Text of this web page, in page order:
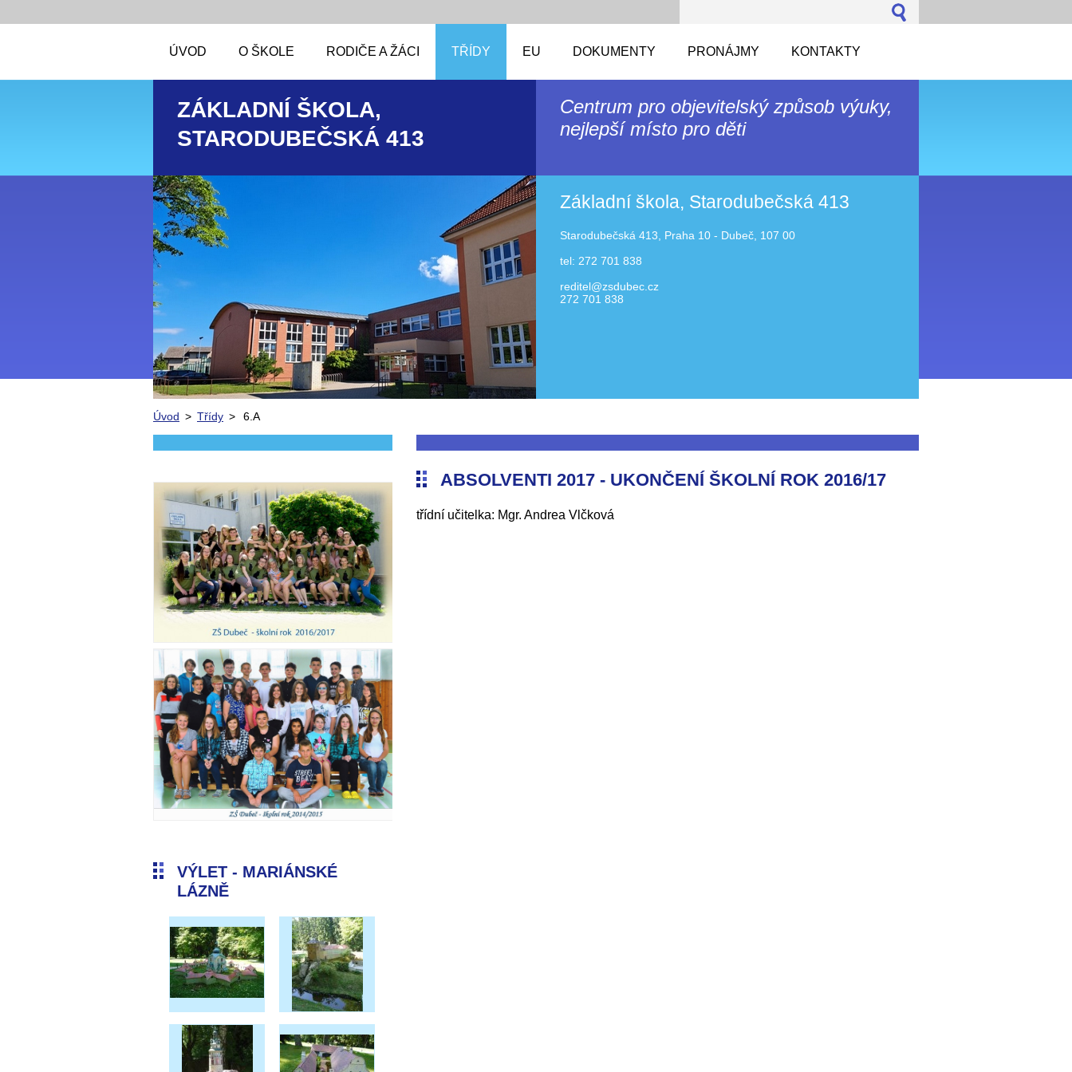
ÚVOD O ŠKOLE RODIČE A ŽÁCI TŘÍDY EU DOKUMENTY PRONÁJMY KONTAKTY
ZÁKLADNÍ ŠKOLA,
STARODUBEČSKÁ 413
Centrum pro objevitelský způsob výuky,
nejlepší místo pro děti
Základní škola, Starodubečská 413
Starodubečská 413, Praha 10 - Dubeč, 107 00
tel: 272 701 838
reditel@zsdubec.cz
272 701 838
Úvod > Třídy > 6.A
VÝLET - MARIÁNSKÉ
LÁZNĚ
ABSOLVENTI 2017 - UKONČENÍ ŠKOLNÍ ROK 2016/17
třídní učitelka: Mgr. Andrea Vlčková